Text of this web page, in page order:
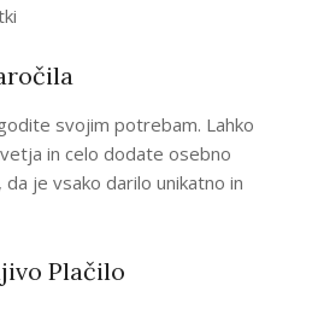
svojim potrebam. Lahko
in celo dodate osebno
je vsako darilo unikatno in
Plačilo